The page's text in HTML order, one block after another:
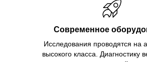
Современное
Исследования проводятся на
высокого класса. Диагностику